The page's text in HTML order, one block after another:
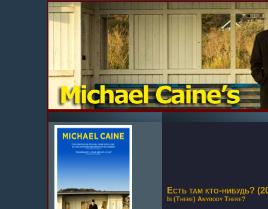
Есть там кто-нибудь?
Is (There) Anybody There?